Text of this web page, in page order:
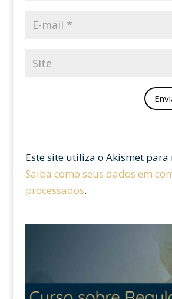
Este site utiliza o Akismet
Saiba como seus dados em
processados.